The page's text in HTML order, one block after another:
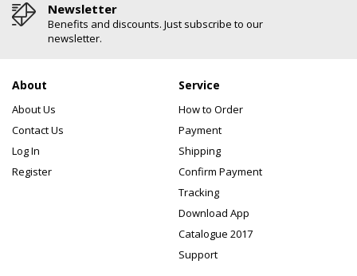
Newsletter
Benefits and discounts. Just subscribe to our
newsletter.
About
About Us
Contact Us
Log In
Register
Service
How to Order
Payment
Shipping
Confirm Payment
Tracking
Download App
Catalogue 2017
Support